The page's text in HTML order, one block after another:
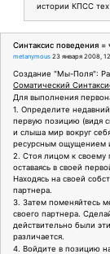
истории КПСС тех
Синтаксис поведения =
metanymous 23 января 2008,
Создание "Мы-Поля":
Соматический
Для выполнения
1. Определите
первую позицию (видя
и слыша мир вокруг
ресурсным ощущением
2. Стоя лицом к своему
оставаясь в своей
Находясь на своей
партнера.
3. Затем поменяйтесь
своего партнера.
действительно были
различается.
4. Войдите в позицию